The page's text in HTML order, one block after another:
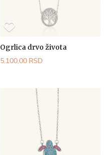
Ogrlica drvo života
5.100,00 RSD